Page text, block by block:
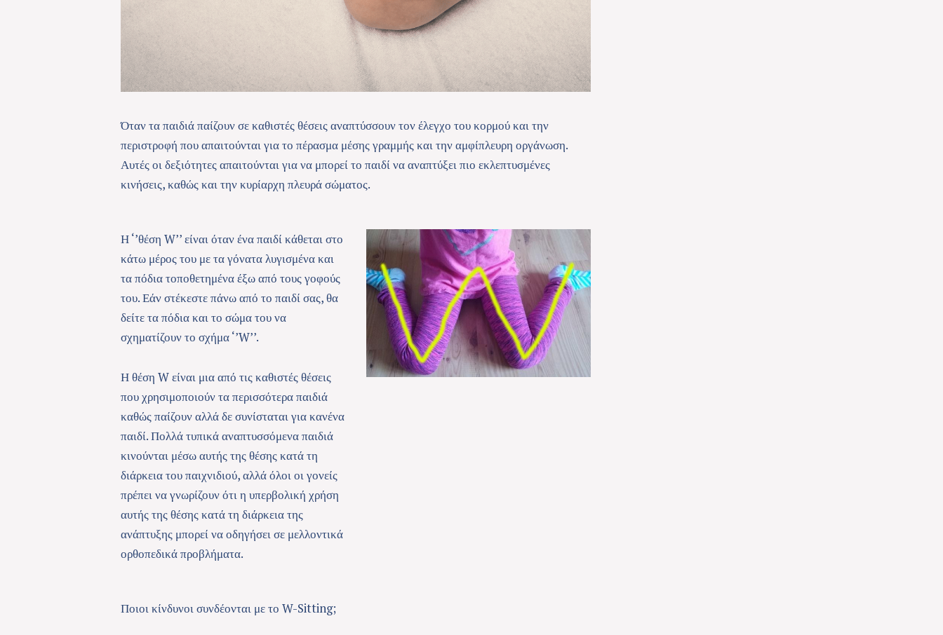
Όταν τα παιδιά παίζουν σε καθιστές θέσεις αναπτύσσουν τον έλεγχο του κορμού και την
περιστροφή που απαιτούνται για το πέρασμα μέσης γραμμής και την αμφίπλευρη οργάνωση.
Αυτές οι δεξιότητες απαιτούνται για να μπορεί το παιδί να αναπτύξει πιο εκλεπτυσμένες
κινήσεις, καθώς και την κυρίαρχη πλευρά σώματος.
Η ‘’θέση W’’ είναι όταν ένα παιδί κάθεται στο
κάτω μέρος του με τα γόνατα λυγισμένα και
τα πόδια τοποθετημένα έξω από τους γοφούς
του. Εάν στέκεστε πάνω από το παιδί σας, θα
δείτε τα πόδια και το σώμα του να
σχηματίζουν το σχήμα ‘’W’’.
Η θέση W είναι μια από τις καθιστές θέσεις
που χρησιμοποιούν τα περισσότερα παιδιά
καθώς παίζουν αλλά δε συνίσταται για κανένα
παιδί. Πολλά τυπικά αναπτυσσόμενα παιδιά
κινούνται μέσω αυτής της θέσης κατά τη
διάρκεια του παιχνιδιού, αλλά όλοι οι γονείς
πρέπει να γνωρίζουν ότι η υπερβολική χρήση
αυτής της θέσης κατά τη διάρκεια της
ανάπτυξης μπορεί να οδηγήσει σε μελλοντικά
ορθοπεδικά προβλήματα.
Ποιοι κίνδυνοι συνδέονται με το W-Sitting;